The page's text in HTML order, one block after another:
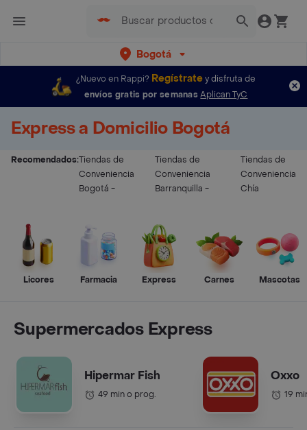
Bogotá
¿Nuevo en Rappi? Regístratey disfruta de
envíos gratis por semanas Aplican TyC
Express a Domicilio Bogotá
Recomendados:Tiendas de
Conveniencia
Bogotá -
Tiendas de
Conveniencia
Barranquilla -
Tiendas de
Conveniencia
Chía
Licores Farmacia Express Carnes Mascotas
Supermercados Express
Hipermar Fish
49 min o prog.
Oxxo
19